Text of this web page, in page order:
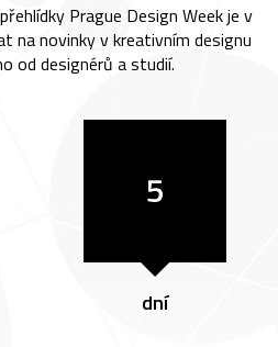
Prague Design Week je v
na novinky v kreativním designu
od designérů a studií.
5
dní